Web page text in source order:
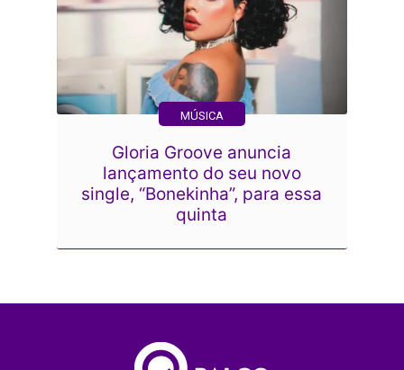
MÚSICA
Gloria Groove anuncia
lançamento do seu novo
single, “Bonekinha”, para essa
quinta